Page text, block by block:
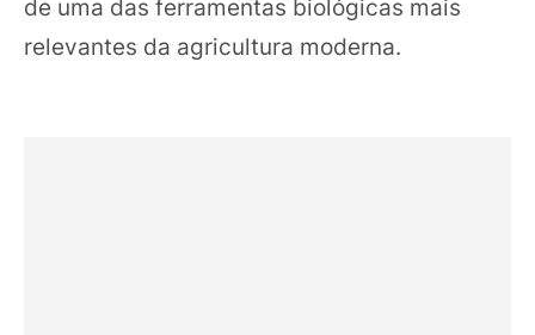
de uma das ferramentas biológicas mais
relevantes da agricultura moderna.